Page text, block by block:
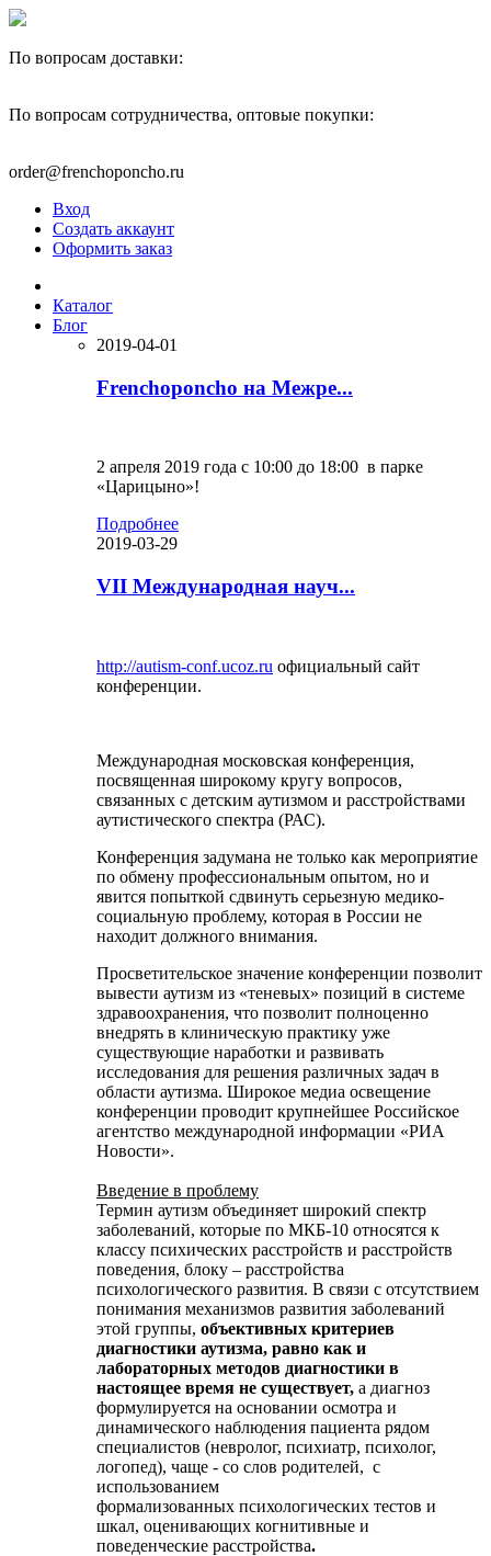
По вопросам доставки:
По вопросам сотрудничества, оптовые покупки:
order@frenchoponcho.ru
Вход
Создать аккаунт
Оформить заказ
Каталог
Блог
2019-04-01
Frenchoponcho на Межре...
2 апреля 2019 года с 10:00 до 18:00 в парке
«Царицыно»!
Подробнее
2019-03-29
VII Международная науч...
http://autism-conf.ucoz.ru официальный сайт
конференции.
Международная московская конференция,
посвященная широкому кругу вопросов,
связанных с детским аутизмом и расстройствами
аутистического спектра (РАС).
Конференция задумана не только как мероприятие
по обмену профессиональным опытом, но и
явится попыткой сдвинуть серьезную медико-
социальную проблему, которая в России не
находит должного внимания.
Просветительское значение конференции позволит
вывести аутизм из «теневых» позиций в системе
здравоохранения, что позволит полноценно
внедрять в клиническую практику уже
существующие наработки и развивать
исследования для решения различных задач в
области аутизма. Широкое медиа освещение
конференции проводит крупнейшее Российское
агентство международной информации «РИА
Новости».
Введение в проблему
Термин аутизм объединяет широкий спектр
заболеваний, которые по МКБ-10 относятся к
классу психических расстройств и расстройств
поведения, блоку – расстройства
психологического развития. В связи с отсутствием
понимания механизмов развития заболеваний
этой группы, объективных критериев
диагностики аутизма, равно как и
лабораторных методов диагностики в
настоящее время не существует, а диагноз
формулируется на основании осмотра и
динамического наблюдения пациента рядом
специалистов (невролог, психиатр, психолог,
логопед), чаще - со слов родителей, с
использованием
формализованных психологических тестов и
шкал, оценивающих когнитивные и
поведенческие расстройства.